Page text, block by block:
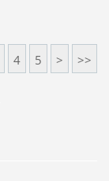
4 5 > >>